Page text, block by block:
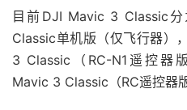
目前DJI Mavic 3 Classic
Classic单机版（仅飞行器）
3 Classic（RC-N1遥控器
Mavic 3 Classic（RC遥控器